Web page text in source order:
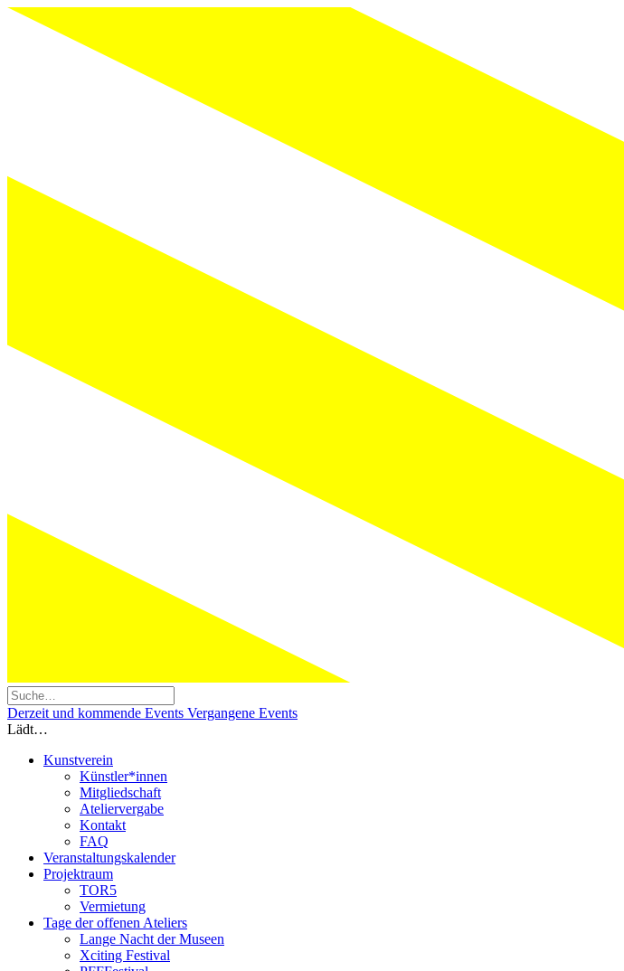
Derzeit und kommende Events Vergangene Events
Lädt…
Kunstverein
Künstler*innen
Mitgliedschaft
Ateliervergabe
Kontakt
FAQ
Veranstaltungskalender
Projektraum
TOR5
Vermietung
Tage der offenen Ateliers
Lange Nacht der Museen
Xciting Festival